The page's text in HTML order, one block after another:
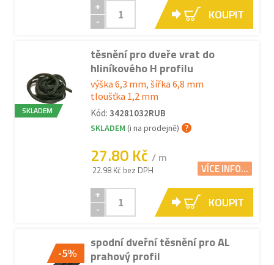
+
-
KOUPIT
SKLADEM
těsnění pro dveře vrat do
hliníkového H profilu
výška 6,3 mm, šířka 6,8 mm
tloušťka 1,2 mm
Kód: 34281032RUB
SKLADEM (i na prodejně)
27.80 Kč / m
22.98 Kč bez DPH VÍCE INFO...
+
-
KOUPIT
-5%
spodní dveřní těsnění pro AL
prahový profil